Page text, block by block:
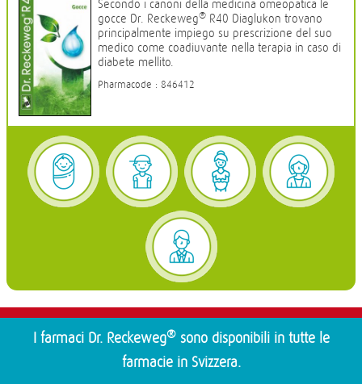
Secondo i canoni della medicina omeopatica le
gocce Dr. Reckeweg® R40 Diaglukon trovano
principalmente impiego su prescrizione del suo
medico come coadiuvante nella terapia in caso di
diabete mellito.
Pharmacode : 846412
I farmaci Dr. Reckeweg®sono disponibili in tutte le
farmacie in Svizzera.